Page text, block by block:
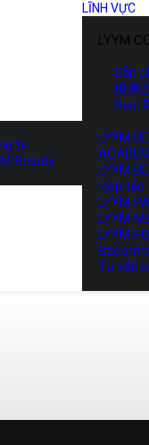
ty
Beauty
LĨNH VỰC
LYYM
Sản
優美
Beni
LYYM
LYYM
Hợp tác
LYYM
LYYM
LYYM
Tư vấn